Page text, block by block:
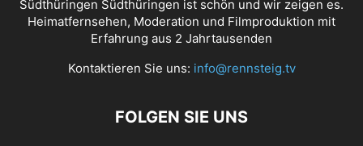
Südthüringen Südthüringen ist schön und wir zeigen es.
Heimatfernsehen, Moderation und Filmproduktion mit
Erfahrung aus 2 Jahrtausenden
Kontaktieren Sie uns: info@rennsteig.tv
FOLGEN SIE UNS